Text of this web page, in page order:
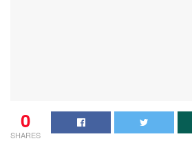
0
SHARES